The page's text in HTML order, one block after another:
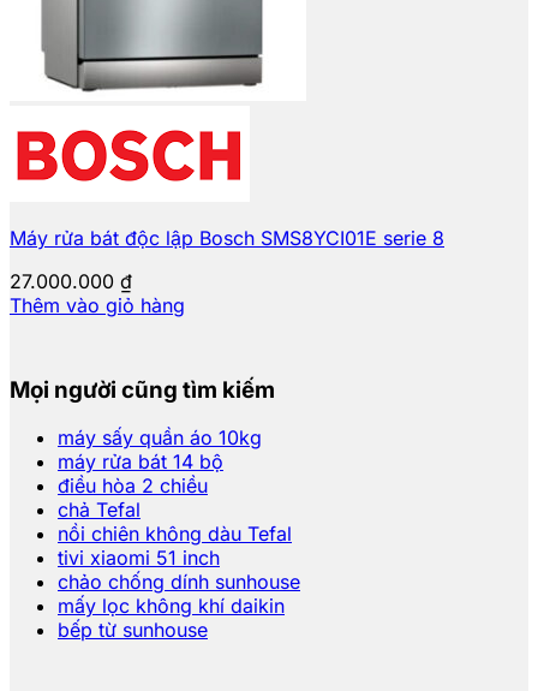
Máy rửa bát độc lập Bosch SMS8YCI01E serie 8
27.000.000 ₫
Thêm vào giỏ hàng
Mọi người cũng tìm kiếm
máy sấy quần áo 10kg
máy rửa bát 14 bộ
điều hòa 2 chiều
chả Tefal
nồi chiên không dàu Tefal
tivi xiaomi 51 inch
chảo chống dính sunhouse
mấy lọc không khí daikin
bếp từ sunhouse